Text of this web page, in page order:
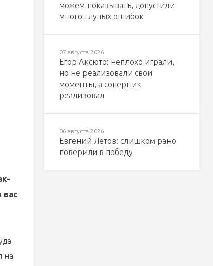
вас
на
можем показывать, допустили
много глупых ошибок
07 августа 2026
Егор Аксюто: неплохо играли,
но не реализовали свои
моменты, а соперник
реализовал
06 августа 2026
Евгений Летов: слишком рано
поверили в победу